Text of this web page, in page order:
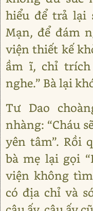
hiểu để trả lại
Mạn, để đám
viện thiết kế
ầm ĩ, chỉ trích
nghe.” Bà lại
Tư Dao
nhàng: “Cháu
yên tâm”. Rồi
bà mẹ lại gọi
viện không
có địa chỉ và